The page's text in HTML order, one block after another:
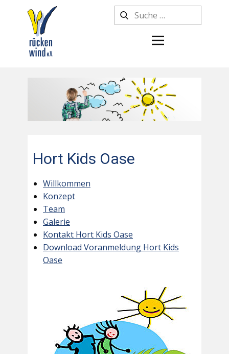
Hort Kids Oase
Willkommen
Konzept
Team
Galerie
Kontakt Hort Kids Oase
Download Voranmeldung Hort Kids
Oase